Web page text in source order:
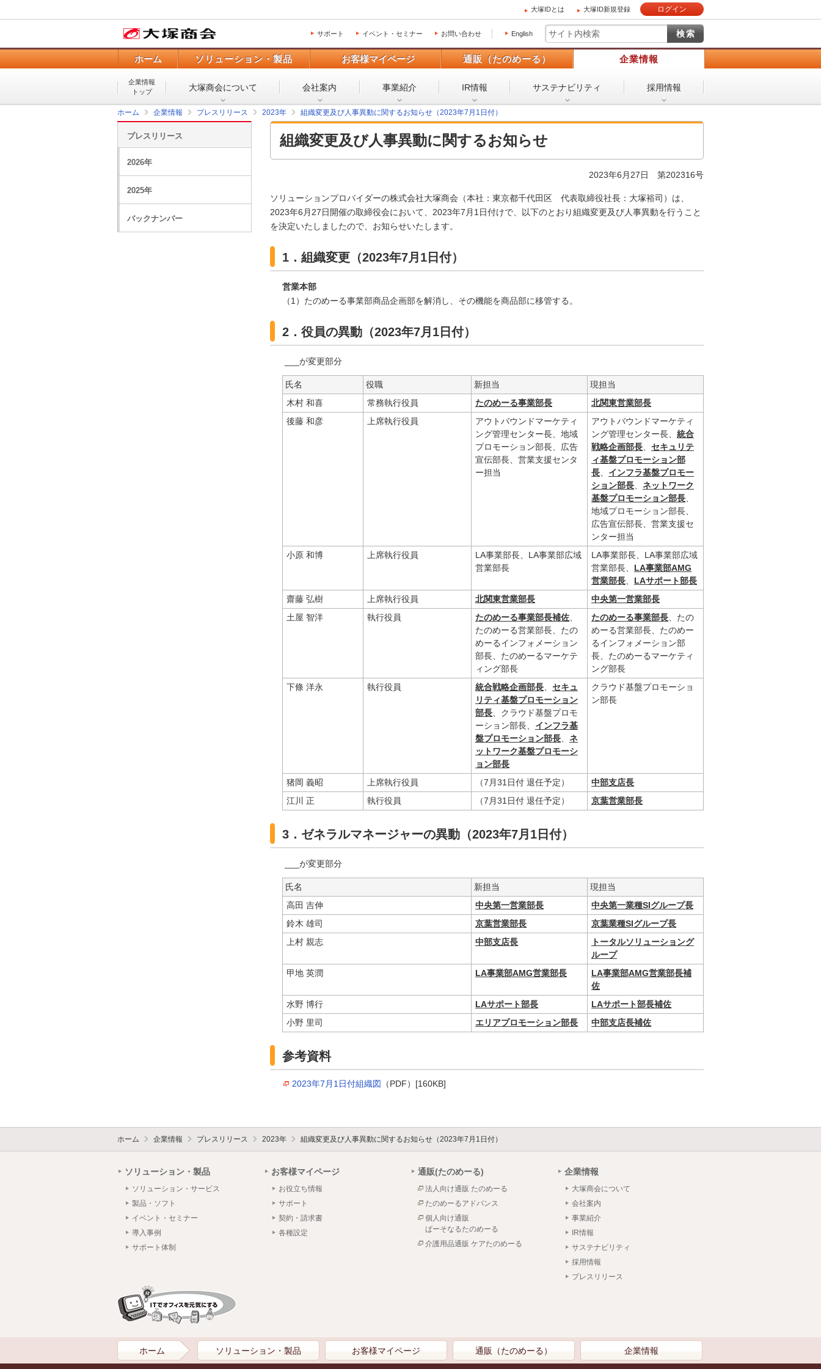
大塚IDとは 大塚ID新規登録 ログイン
サポート イベント・セミナー お問い合わせ English
ホーム ソリューション・製品 お客様マイページ 通販（たのめーる） 企業情報
企業情報
トップ
大塚商会について 会社案内 事業紹介 IR情報 サステナビリティ 採用情報
ホーム 企業情報 プレスリリース 2023年 組織変更及び人事異動に関するお知らせ（2023年7月1日付）
組織変更及び人事異動に関するお知らせ
2023年6月27日 第202316号
ソリューションプロバイダーの株式会社大塚商会（本社：東京都千代田区 代表取締役社長：大塚裕司）は、
2023年6月27日開催の取締役会において、2023年7月1日付けで、以下のとおり組織変更及び人事異動を行うこと
を決定いたしましたので、お知らせいたします。
1．組織変更（2023年7月1日付）
営業本部
（1）たのめーる事業部商品企画部を解消し、その機能を商品部に移管する。
2．役員の異動（2023年7月1日付）
___が変更部分
氏名 役職 新担当
現担当
木村 和喜
常務執行役員 たのめーる事業部長
北関東営業部長
後藤 和彦
上席執行役員
アウトバウンドマーケティ
ング管理センター長、地域
プロモーション部長、広告
宣伝部長、営業支援センタ
ー担当
アウトバウンドマーケティ
ング管理センター長、 統合
戦略企画部長
セキュリテ
ィ基盤プロモーション部
長
インフラ基盤プロモー
ション部長
ネットワーク
基盤プロモーション部長
地域プロモーション部長、
広告宣伝部長、営業支援セ
ンター担当
小原 和博
上席執行役員
LA事業部長、LA事業部広域
営業部長
LA事業部長、LA事業部広域
営業部長、 LA事業部AMG
営業部長
LAサポート部長
齋藤 弘樹
上席執行役員 北関東営業部長
中央第一営業部長
土屋 智洋
執行役員 たのめーる事業部長補佐
たのめーる営業部長、たの
めーるインフォメーション
部長、たのめーるマーケテ
ィング部長
たのめーる事業部長 、たの
めーる営業部長、たのめー
るインフォメーション部
長、たのめーるマーケティ
ング部長
下條 洋永
執行役員 統合戦略企画部長
セキュ
リティ基盤プロモーション
部長 、クラウド基盤プロモ
ーション部長、 インフラ基
盤プロモーション部長
ネ
ットワーク基盤プロモーシ
ョン部長
クラウド基盤プロモーショ
ン部長
猪岡 義昭 上席執行役員 （7月31日付 退任予定）
中部支店長
江川 正
執行役員 （7月31日付 退任予定） 京葉営業部長
3．ゼネラルマネージャーの異動（2023年7月1日付）
___が変更部分
氏名 新担当
現担当
高田 吉伸
中央第一営業部長
中央第一業種SIグループ長
鈴木 雄司
京葉営業部長
京葉業種SIグループ長
上村 親志
中部支店長
トータルソリューショング
ループ
甲地 英潤
LA事業部AMG営業部長
LA事業部AMG営業部長補
佐
水野 博行
LAサポート部長
LAサポート部長補佐
小野 里司
エリアプロモーション部長 中部支店長補佐
参考資料
2023年7月1日付組織図 （PDF）[160KB]
プレスリリース
2026年
2025年
バックナンバー
ホーム 企業情報 プレスリリース 2023年 組織変更及び人事異動に関するお知らせ（2023年7月1日付）
ソリューション・製品
ソリューション・サービス
製品・ソフト
イベント・セミナー
導入事例
サポート体制
お客様マイページ
お役立ち情報
サポート
契約・請求書
各種設定
通販(たのめーる)
法人向け通販 たのめーる
たのめーるアドバンス
個人向け通販
ぱーそなるたのめーる
介護用品通販 ケアたのめーる
企業情報
大塚商会について
会社案内
事業紹介
IR情報
サステナビリティ
採用情報
プレスリリース
ホーム ソリューション・製品 お客様マイページ 通販（たのめーる） 企業情報